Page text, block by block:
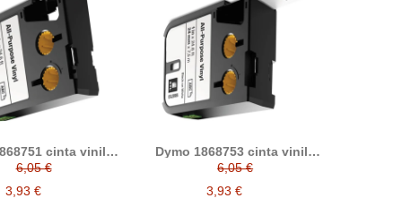
cinta vinilo
(12mm
sobre blanco)
6,05 €
3,93 €
Dymo 1868753 cinta vinilo
XTL compatible (24mm
negro sobre blanco)
6,05 €
3,93 €